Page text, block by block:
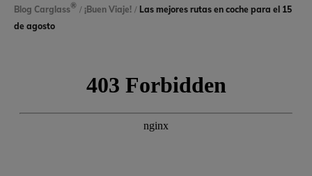
Blog Carglass® / ¡Buen Viaje! / Las mejores rutas en coche para el 15
de agosto